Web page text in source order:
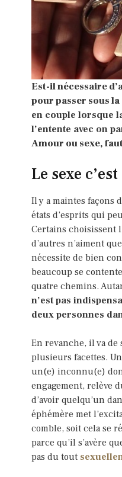
Est-il nécessaire
pour passer sous
en couple lorsque
l’entente avec on
Amour ou sexe,
Le sexe
Il y a maintes façons
états d’esprits qui
Certains choisissent
d’autres n’aiment
nécessite de bien
beaucoup se
quatre chemins.
n’est pas
deux personnes
En revanche, il va
plusieurs facettes.
un(e) inconnu(e)
engagement, relève
d’avoir quelqu’un
éphémère met
comble, soit cela se
parce qu’il s’avère
pas du tout